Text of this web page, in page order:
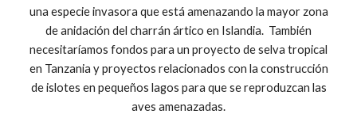
una especie invasora que está amenazando la mayor zona
de anidación del charrán ártico en Islandia. También
necesitaríamos fondos para un proyecto de selva tropical
en Tanzania y proyectos relacionados con la construcción
de islotes en pequeños lagos para que se reproduzcan las
aves amenazadas.